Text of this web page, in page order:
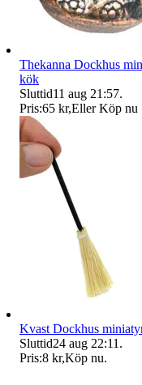
Thekanna Dockhus
kök
Sluttid11 aug 21:57.
Pris:65 kr,Eller Köp nu
Kvast Dockhus
Sluttid24 aug 22:11 .
Pris:8 kr,Köp nu.